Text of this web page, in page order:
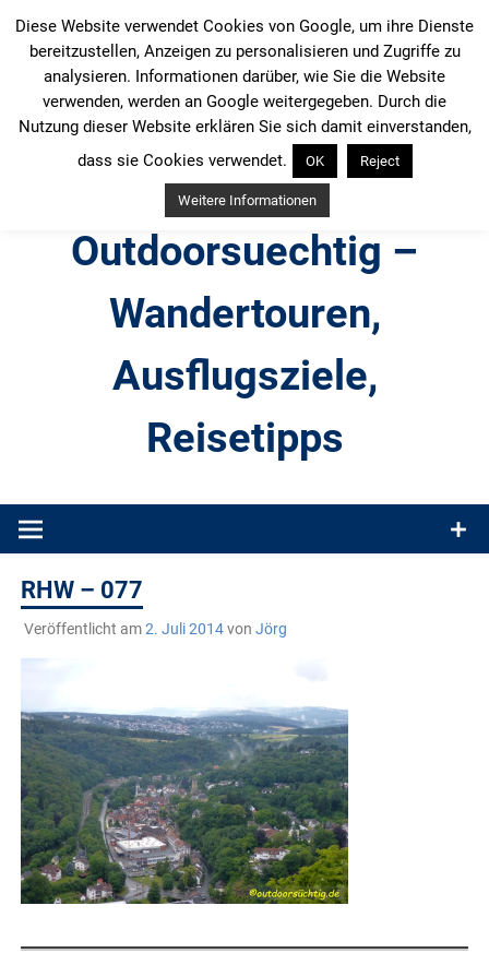
Inhalt
springen
Outdoorsuechtig –
Wandertouren,
Ausflugsziele,
Reisetipps
Produkttests und Buchrezensionen. Ein Blog für alle, die gern
RHW – 077
Veröffentlicht am2. Juli 2014von Jörg
Diese Website verwendet Cookies von Google, um ihre Dienste
bereitzustellen, Anzeigen zu personalisieren und Zugriffe zu
analysieren. Informationen darüber, wie Sie die Website
verwenden, werden an Google weitergegeben. Durch die
Nutzung dieser Website erklären Sie sich damit einverstanden,
dass sie Cookies verwendet.
OK Reject
Weitere Informationen